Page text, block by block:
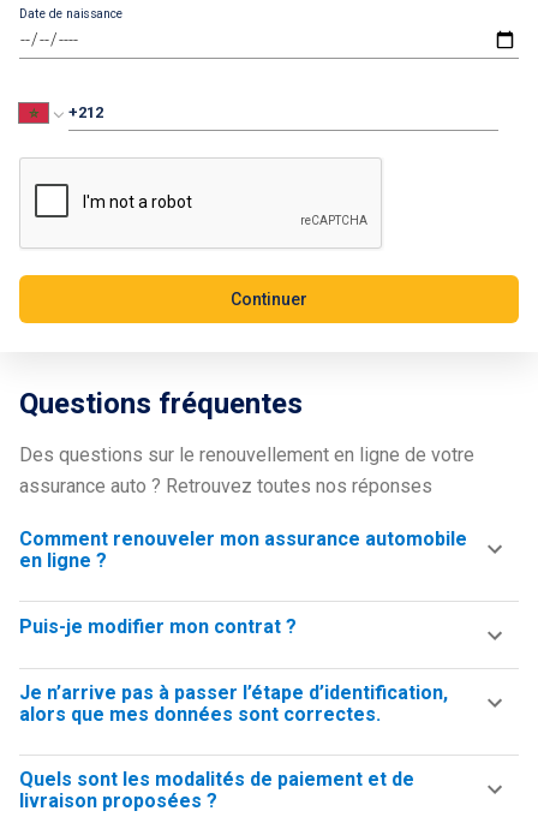
Date de naissance
Continuer
Questions fréquentes
Des questions sur le renouvellement en ligne de votre
assurance auto ? Retrouvez toutes nos réponses
Comment renouveler mon assurance automobile
en ligne ?
Puis-je modifier mon contrat ?
Je n’arrive pas à passer l’étape d’identification,
alors que mes données sont correctes.
Quels sont les modalités de paiement et de
livraison proposées ?